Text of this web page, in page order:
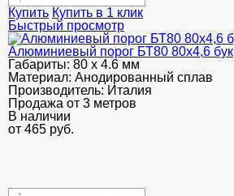
Купить Купить в 1 клик
Быстрый просмотр
Алюминиевый порог БТ80 80х4,6 бук
Габариты: 80 х 4.6 мм
Материал: Анодированный сплав
Производитель: Италия
Продажа от 3 метров
В наличии
от 465 руб.